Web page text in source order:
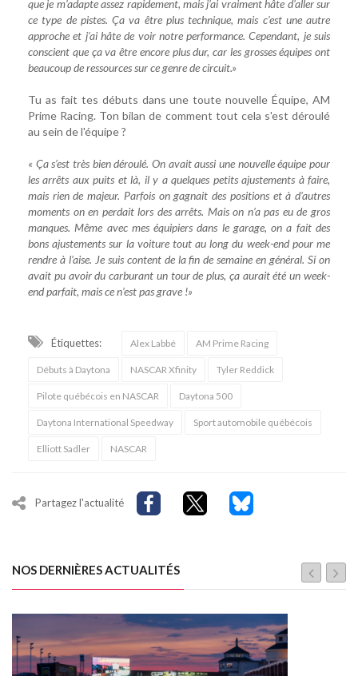
que je m’adapte assez rapidement, mais j’ai vraiment hâte d'aller sur
ce type de pistes. Ça va être plus technique, mais c’est une autre
approche et j’ai hâte de voir notre performance. Cependant, je suis
conscient que ça va être encore plus dur, car les grosses équipes ont
beaucoup de ressources sur ce genre de circuit.»
Tu as fait tes débuts dans une toute nouvelle Équipe, AM
Prime Racing. Ton bilan de comment tout cela s'est déroulé
au sein de l'équipe ?
« Ça s’est très bien déroulé. On avait aussi une nouvelle équipe pour
les arrêts aux puits et là, il y a quelques petits ajustements à faire,
mais rien de majeur. Parfois on gagnait des positions et à d'autres
moments on en perdait lors des arrêts. Mais on n’a pas eu de gros
manques. Même avec mes équipiers dans le garage, on a fait des
bons ajustements sur la voiture tout au long du week-end pour me
rendre à l’aise. Je suis content de la fin de semaine en général. Si on
avait pu avoir du carburant un tour de plus, ça aurait été un week-
end parfait, mais ce n’est pas grave !»
Étiquettes: Alex Labbé AM Prime Racing
Débuts à Daytona NASCAR Xfinity Tyler Reddick
Pilote québécois en NASCAR Daytona 500
Daytona International Speedway Sport automobile québécois
Elliott Sadler NASCAR
Partagez l'actualité
NOS DERNIÈRES ACTUALITÉS